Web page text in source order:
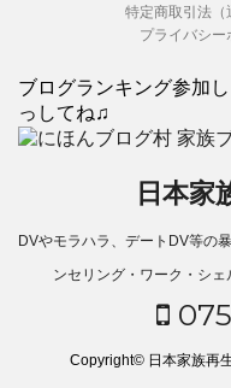
特定商取引法（
プライバシー
ブログランキング参加
っしてね♫
日本家
DVやモラハラ、デートDV等の
ンセリング・ワーク・シェ
Copyright© 日本家族再